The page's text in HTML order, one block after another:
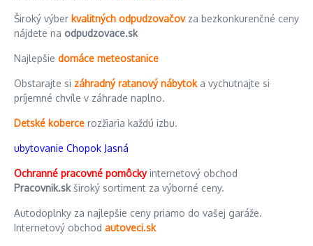
Široký výber kvalitných odpudzovačovza bezkonkurenčné ceny
nájdete na odpudzovace.sk
Najlepšie domáce meteostanice
Obstarajte si záhradný ratanový nábytoka vychutnajte si
príjemné chvíle v záhrade naplno.
Detské koberce rozžiaria každú izbu.
ubytovanie Chopok Jasná
Ochranné pracovné pomôckyinternetový obchod
Pracovnik.skširoký sortiment za výborné ceny.
Autodoplnky za najlepšie ceny priamo do vašej garáže.
Internetový obchod autoveci.sk